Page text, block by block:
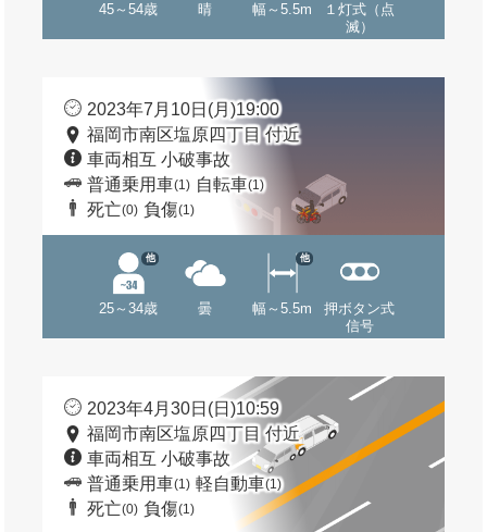
45～54歳 晴 幅～5.5m
１灯式（点
滅）
2023年7月10日(月)19:00
福岡市南区塩原四丁目 付近
車両相互 小破事故
普通乗用車(1) 自転車(1)
死亡(0) 負傷(1)
25～34歳
他
曇 幅～5.5m
他
押ボタン式
信号
2023年4月30日(日)10:59
福岡市南区塩原四丁目 付近
車両相互 小破事故
普通乗用車(1) 軽自動車(1)
死亡(0) 負傷(1)